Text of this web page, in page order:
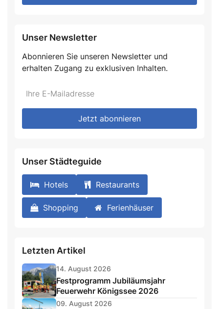
Unser Newsletter
Abonnieren Sie unseren Newsletter und
erhalten Zugang zu exklusiven Inhalten.
Do
fill
*Ihre
Mailadresse:
Jetzt abonnieren
Unser Städteguide
Hotels Restaurants
Shopping Ferienhäuser
Letzten Artikel
14. August 2026
Festprogramm Jubiläumsjahr
Feuerwehr Königssee 2026
09. August 2026